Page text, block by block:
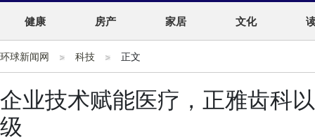
健康 房产 家居 文化
环球新闻网 科技 正文
企业技术赋能医疗，正雅齿科
级